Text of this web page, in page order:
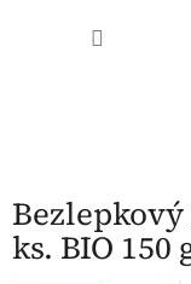
Bezlepkový
ks. BIO 150